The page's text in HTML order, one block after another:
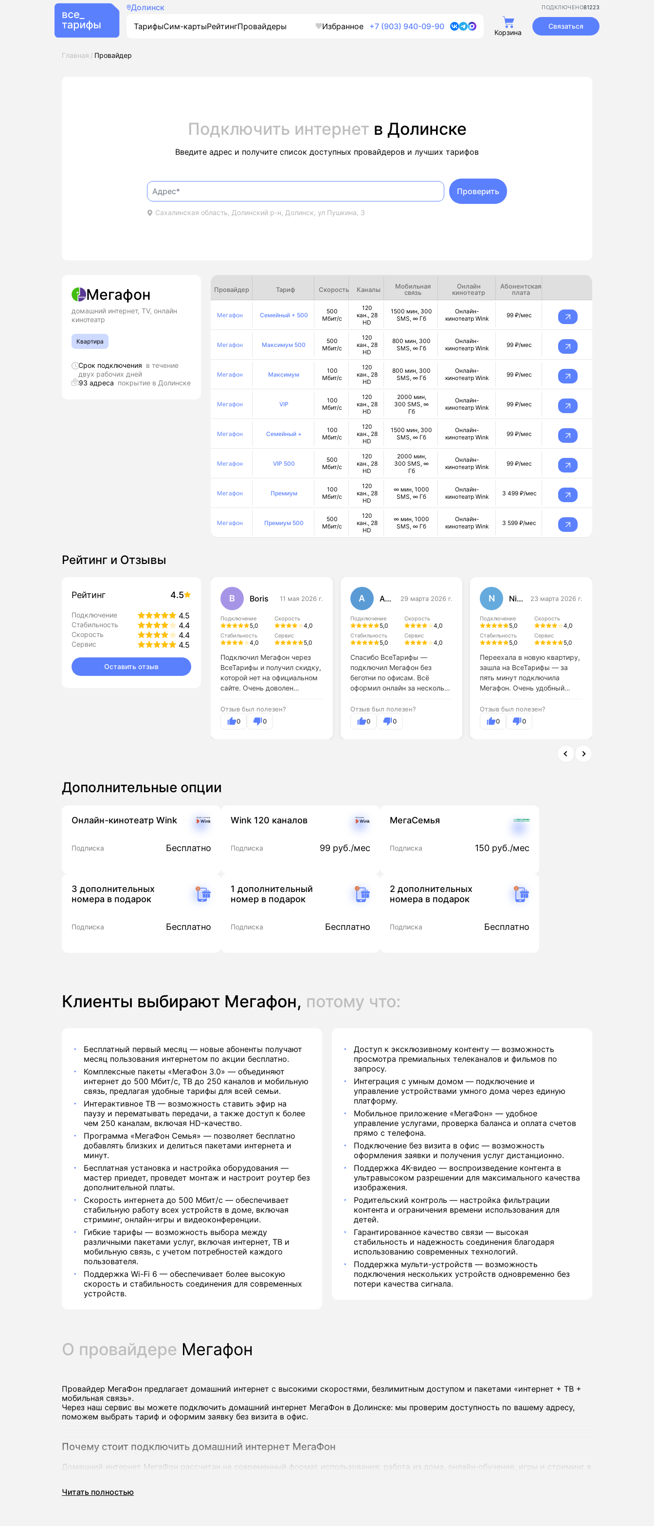
Долинск 81223
ПОДКЛЮЧЕНО
ТарифыСим-картыРейтингПровайдеры Избранное +7 (903) 940-09-90
Корзина
Связаться
Главная Провайдер
Подключить интернет в Долинске
Введите адрес и получите список доступных провайдеров и лучших тарифов
Сахалинская область, Долинский р-н, Долинск, ул Пушкина, 3
Проверить
Мегафон
домашний интернет, TV, онлайн
кинотеатр
Квартира
Срок подключения в течение
двух рабочих дней
93 адреса покрытие в Долинске
Рейтинг 4.5
Подключение 4.5
Стабильность 4.4
Скорость 4.4
Сервис 4.5
Оставить отзыв
Рейтинг и Отзывы
B Boris 11 мая 2026 г.
Подключение
5,0
Скорость
4,0
Стабильность
4,0
Сервис
5,0
Подключил Мегафон через
ВсеТарифы и получил скидку,
которой нет на официальном
сайте. Очень доволен
Отзыв был полезен?
0
0
А Антон 29 марта 2026 г.
Подключение
5,0
Скорость
4,0
Стабильность
5,0
Сервис
4,0
Спасибо ВсеТарифы —
подключил Мегафон без
беготни по офисам. Всё
оформил онлайн за несколько
Отзыв был полезен?
0
0
N Nina 23 марта 2026 г.
Подключение
5,0
Скорость
4,0
Стабильность
5,0
Сервис
5,0
Переехала в новую квартиру,
зашла на ВсеТарифы — за
пять минут подключила
Мегафон. Очень удобный
Отзыв был полезен?
0
0
Провайдер Тариф Скорость Каналы
Мобильная
связь
Онлайн
кинотеатр
Абонентская
плата
Мегафон Семейный + 500
500
Мбит/с
120
кан., 28
HD
1500 мин, 300
SMS, ∞ Гб
Онлайн-
кинотеатр Wink
99 ₽/мес
Мегафон Максимум 500
500
Мбит/с
120
кан., 28
HD
800 мин, 300
SMS, ∞ Гб
Онлайн-
кинотеатр Wink
99 ₽/мес
Мегафон Максимум
100
Мбит/с
120
кан., 28
HD
800 мин, 300
SMS, ∞ Гб
Онлайн-
кинотеатр Wink
99 ₽/мес
Мегафон VIP
100
Мбит/с
120
кан., 28
HD
2000 мин,
300 SMS, ∞
Гб
Онлайн-
кинотеатр Wink
99 ₽/мес
Мегафон Семейный +
100
Мбит/с
120
кан., 28
HD
1500 мин, 300
SMS, ∞ Гб
Онлайн-
кинотеатр Wink
99 ₽/мес
Мегафон VIP 500
500
Мбит/с
120
кан., 28
HD
2000 мин,
300 SMS, ∞
Гб
Онлайн-
кинотеатр Wink
99 ₽/мес
Мегафон Премиум
100
Мбит/с
120
кан., 28
HD
∞ мин, 1000
SMS, ∞ Гб
Онлайн-
кинотеатр Wink
3 499 ₽/мес
Мегафон Премиум 500
500
Мбит/с
120
кан., 28
HD
∞ мин, 1000
SMS, ∞ Гб
Онлайн-
кинотеатр Wink
3 599 ₽/мес
Дополнительные опции
Онлайн-кинотеатр Wink
Подписка Бесплатно
Wink 120 каналов
Подписка 99 руб./мес
МегаСемья
Подписка 150 руб./мес
3 дополнительных
номера в подарок
Подписка Бесплатно
1 дополнительный
номер в подарок
Подписка Бесплатно
2 дополнительных
номера в подарок
Подписка Бесплатно
Клиенты выбирают Мегафон, потому что:
Бесплатный первый месяц — новые абоненты получают
месяц пользования интернетом по акции бесплатно.
Комплексные пакеты «МегаФон 3.0» — объединяют
интернет до 500 Мбит/с, ТВ до 250 каналов и мобильную
связь, предлагая удобные тарифы для всей семьи.
Интерактивное ТВ — возможность ставить эфир на
паузу и перематывать передачи, а также доступ к более
чем 250 каналам, включая HD-качество.
Программа «МегаФон Семья» — позволяет бесплатно
добавлять близких и делиться пакетами интернета и
минут.
Бесплатная установка и настройка оборудования —
мастер приедет, проведет монтаж и настроит роутер без
дополнительной платы.
Скорость интернета до 500 Мбит/с — обеспечивает
стабильную работу всех устройств в доме, включая
стриминг, онлайн-игры и видеоконференции.
Гибкие тарифы — возможность выбора между
различными пакетами услуг, включая интернет, ТВ и
мобильную связь, с учетом потребностей каждого
пользователя.
Поддержка Wi-Fi 6 — обеспечивает более высокую
скорость и стабильность соединения для современных
устройств.
Доступ к эксклюзивному контенту — возможность
просмотра премиальных телеканалов и фильмов по
запросу.
Интеграция с умным домом — подключение и
управление устройствами умного дома через единую
платформу.
Мобильное приложение «МегаФон» — удобное
управление услугами, проверка баланса и оплата счетов
прямо с телефона.
Подключение без визита в офис — возможность
оформления заявки и получения услуг дистанционно.
Поддержка 4K-видео — воспроизведение контента в
ультравысоком разрешении для максимального качества
изображения.
Родительский контроль — настройка фильтрации
контента и ограничения времени использования для
детей.
Гарантированное качество связи — высокая
стабильность и надежность соединения благодаря
использованию современных технологий.
Поддержка мульти-устройств — возможность
подключения нескольких устройств одновременно без
потери качества сигнала.
О провайдере Мегафон
Провайдер МегаФон предлагает домашний интернет с высокими скоростями, безлимитным доступом и пакетами «интернет + ТВ +
мобильная связь».
Через наш сервис вы можете подключить домашний интернет МегаФон в Долинске: мы проверим доступность по вашему адресу,
поможем выбрать тариф и оформим заявку без визита в офис.
Почему стоит подключить домашний интернет МегаФон
Домашний интернет МегаФон рассчитан на современный формат использования: работа из дома, онлайн‑обучение, игры и стриминг в
ТВ‑каналами и пакетами мобильной связи.
Читать полностью